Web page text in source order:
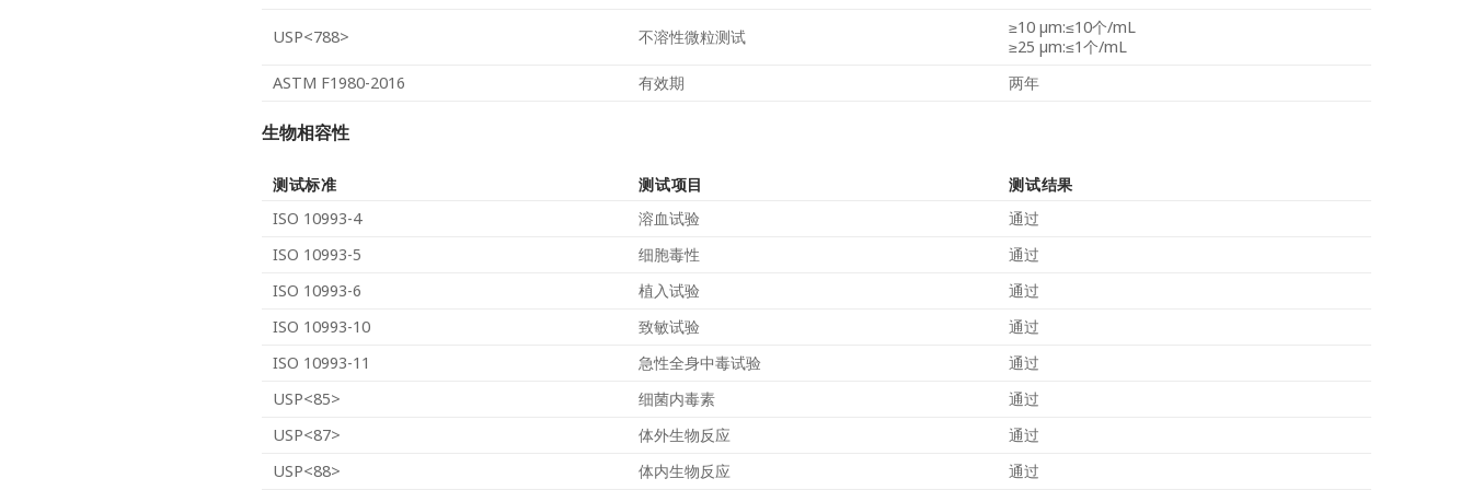
USP<788> 不溶性微粒测试
≥10 µm:≤10个/mL
≥25 µm:≤1个/mL
ASTM F1980-2016
有效期 两年
生物相容性
测试标准 测试项目
测试结果
ISO 10993-4
溶血试验
通过
ISO 10993-5
细胞毒性
通过
ISO 10993-6
植入试验
通过
ISO 10993-10
致敏试验
通过
ISO 10993-11
急性全身中毒试验
通过
USP<85>
细菌内毒素
通过
USP<87>
体外生物反应
通过
USP<88>
体内生物反应 通过